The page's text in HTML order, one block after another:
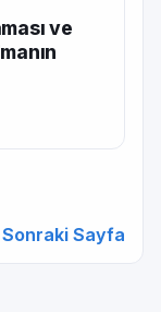
ve
Sonraki Sayfa